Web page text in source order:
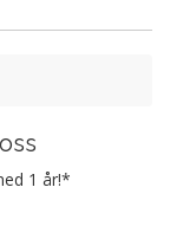
1 år!*